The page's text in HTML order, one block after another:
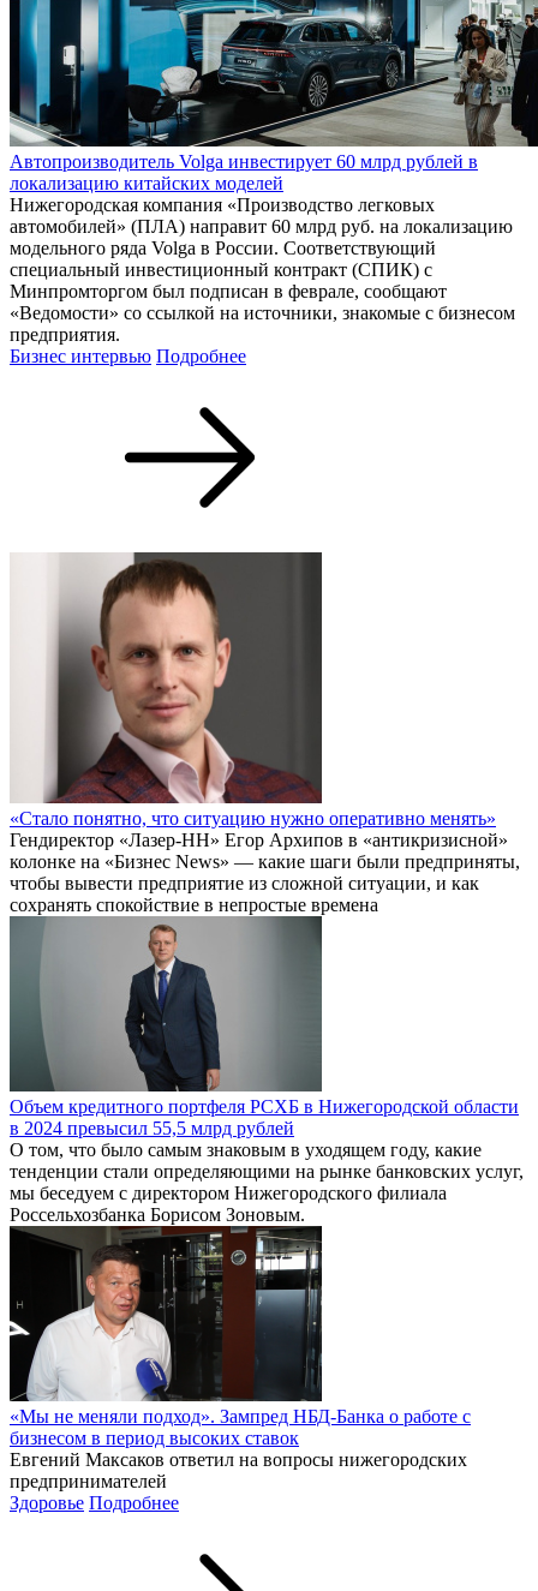
Автопроизводитель Volga инвестирует 60 млрд рублей в
локализацию китайских моделей
Нижегородская компания «Производство легковых
автомобилей» (ПЛА) направит 60 млрд руб. на локализацию
модельного ряда Volga в России. Соответствующий
специальный инвестиционный контракт (СПИК) с
Минпромторгом был подписан в феврале, сообщают
«Ведомости» со ссылкой на источники, знакомые с бизнесом
предприятия.
Бизнес интервью Подробнее
«Стало понятно, что ситуацию нужно оперативно менять»
Гендиректор «Лазер-НН» Егор Архипов в «антикризисной»
колонке на «Бизнес News» — какие шаги были предприняты,
чтобы вывести предприятие из сложной ситуации, и как
сохранять спокойствие в непростые времена
Объем кредитного портфеля РСХБ в Нижегородской области
в 2024 превысил 55,5 млрд рублей
О том, что было самым знаковым в уходящем году, какие
тенденции стали определяющими на рынке банковских услуг,
мы беседуем с директором Нижегородского филиала
Россельхозбанка Борисом Зоновым.
«Мы не меняли подход». Зампред НБД-Банка о работе с
бизнесом в период высоких ставок
Евгений Максаков ответил на вопросы нижегородских
предпринимателей
Здоровье Подробнее